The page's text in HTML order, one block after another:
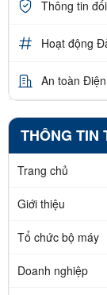
Thông tin
Hoạt động
An toàn
THÔNG TIN
Trang chủ
Giới thiệu
Tổ chức bộ máy
Doanh nghiệp